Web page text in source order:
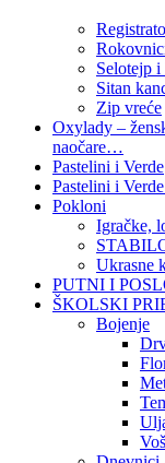
Selotejp i
Sitan
Zip vreće
Oxylady –
naočare…
Pastelini i Verde
Pastelini i
Pokloni
Igračke,
Ukrasne
PUTNI I
ŠKOLSKI
Bojenje